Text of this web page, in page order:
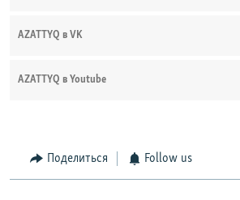
AZATTYQ в VK
AZATTYQ в Youtube
Поделиться Follow us